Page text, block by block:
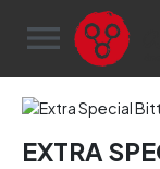
menu
EXTRA